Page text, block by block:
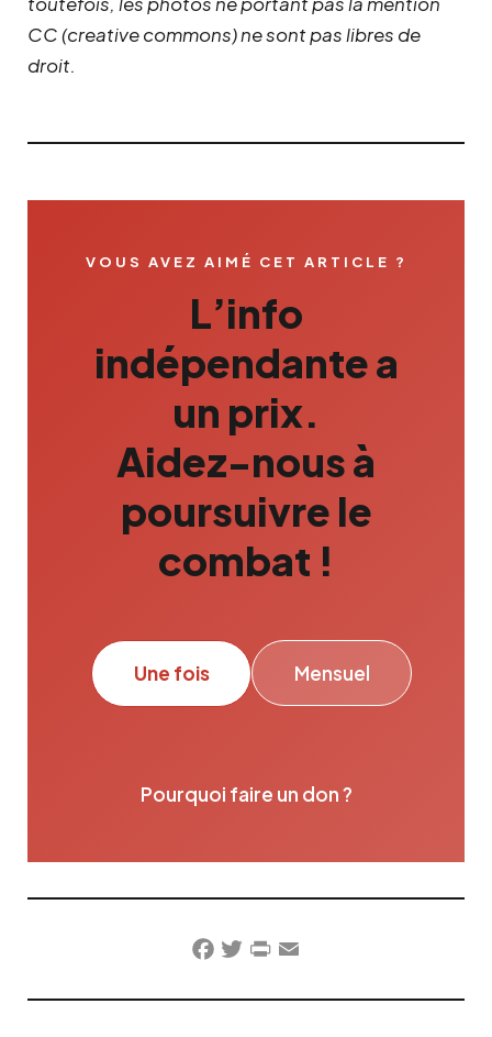
CC (creative commons) ne sont pas libres de
droit.
VOUS AVEZ AIMÉ CET ARTICLE ?
L’info
indépendante a
un prix.
Aidez-nous à
poursuivre le
combat !
Une fois Mensuel
Pourquoi faire un don ?
Facebook
TwitterPrintFriendly
Email